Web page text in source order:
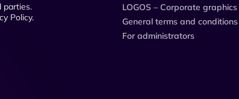
parties.
Policy.
LOGOS – Corporate graphics
General terms and conditions
For administrators